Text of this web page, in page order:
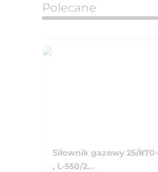
Polecane
Siłownik gazowy 25/870-
, L-550/2...